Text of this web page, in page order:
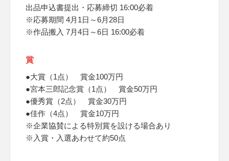
出品申込書提出・応募締切 16:00必着
※応募期間 4月1日～6月28日
※作品搬入 7月4日～6日 16:00必着
賞
●大賞（1点） 賞金100万円
●宮本三郎記念賞（1点） 賞金50万円
●優秀賞（2点） 賞金30万円
●佳作（4点） 賞金10万円
※企業協賛による特別賞を設ける場合あり
※入賞・入選あわせて約50点